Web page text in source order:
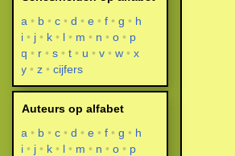
a
b c d e f g
h
i
j k l m n o
p
q
r s t u v w
x
y
z cijfers
Auteurs op alfabet
a
b c d e f g
h
i
j k l m n o
p